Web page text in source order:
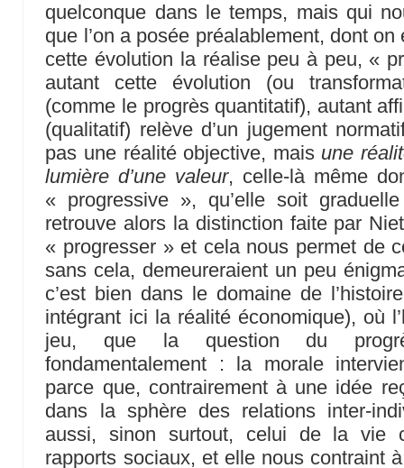
quelconque dans le temps, mais qui
que l’on a posée préalablement, dont
cette évolution la réalise peu à peu, «
autant cette évolution (ou
(comme le progrès quantitatif), autant
(qualitatif) relève d’un jugement
pas une réalité objective, mais une
lumière d’une valeur, celle-là même
« progressive », qu’elle soit
retrouve alors la distinction faite par
« progresser » et cela nous permet de
sans cela, demeureraient un peu
c’est bien dans le domaine de
intégrant ici la réalité économique), où
jeu, que la question du
fondamentalement : la morale
parce que, contrairement à une idée
dans la sphère des relations inter-
aussi, sinon surtout, celui de la vie
rapports sociaux, et elle nous contraint